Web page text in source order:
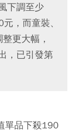
下調至少
，而童裝、
更大幅，
，已引發第
單品下殺190